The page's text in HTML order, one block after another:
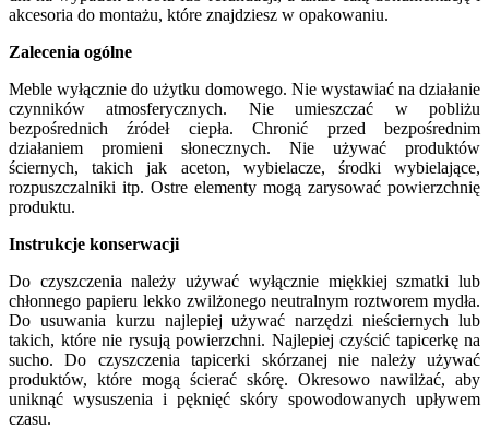
akcesoria do montażu, które znajdziesz w opakowaniu.
Zalecenia ogólne
Meble wyłącznie do użytku domowego. Nie wystawiać na działanie
czynników atmosferycznych. Nie umieszczać w pobliżu
bezpośrednich źródeł ciepła. Chronić przed bezpośrednim
działaniem promieni słonecznych. Nie używać produktów
ściernych, takich jak aceton, wybielacze, środki wybielające,
rozpuszczalniki itp. Ostre elementy mogą zarysować powierzchnię
produktu.
Instrukcje konserwacji
Do czyszczenia należy używać wyłącznie miękkiej szmatki lub
chłonnego papieru lekko zwilżonego neutralnym roztworem mydła.
Do usuwania kurzu najlepiej używać narzędzi nieściernych lub
takich, które nie rysują powierzchni. Najlepiej czyścić tapicerkę na
sucho. Do czyszczenia tapicerki skórzanej nie należy używać
produktów, które mogą ścierać skórę. Okresowo nawilżać, aby
uniknąć wysuszenia i pęknięć skóry spowodowanych upływem
czasu.